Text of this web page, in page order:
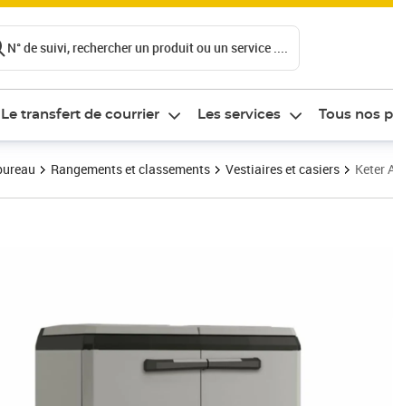
N° de suivi, rechercher un produit ou un service ....
Le transfert de courrier Les services Tous nos
Rangements et classements Vestiaires et casiers Keter